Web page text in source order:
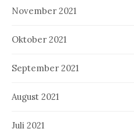
November 2021
Oktober 2021
September 2021
August 2021
Juli 2021